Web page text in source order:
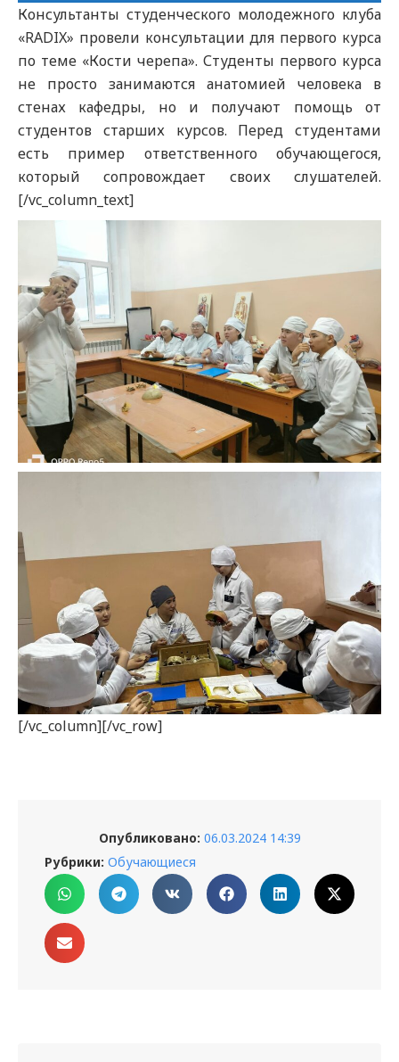
Консультанты студенческого молодежного клуба
«RADIX» провели консультации для первого курса
по теме «Кости черепа». Студенты первого курса
не просто занимаются анатомией человека в
стенах кафедры, но и получают помощь от
студентов старших курсов. Перед студентами
есть пример ответственного обучающегося,
который сопровождает своих слушателей.
[/vc_column_text]
[/vc_column][/vc_row]
Опубликовано: 06.03.2024 14:39
Рубрики: Обучающиеся